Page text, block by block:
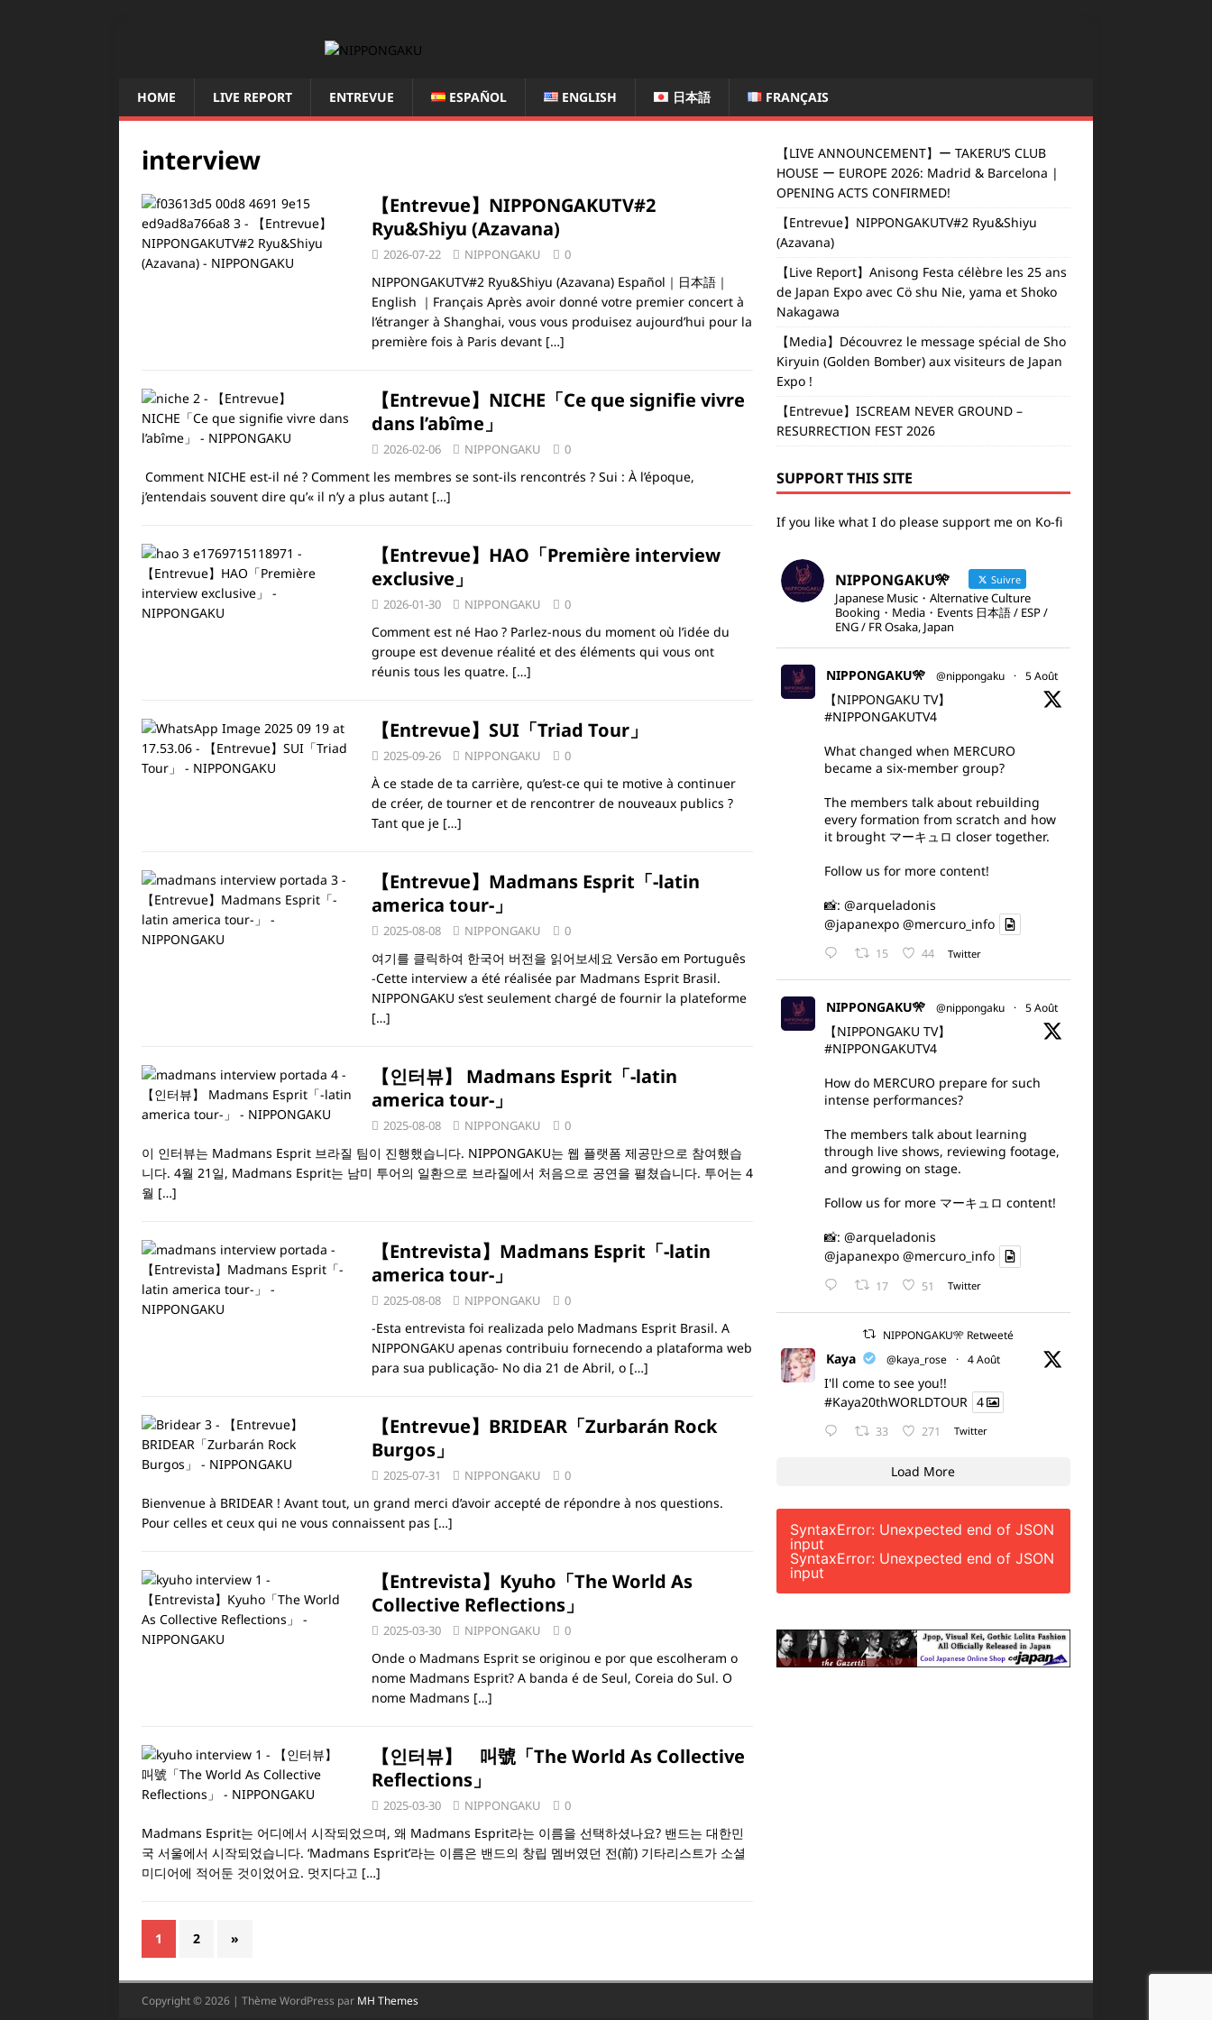
HOME LIVE REPORT ENTREVUE ESPAÑOL ENGLISH 日本語 FRANÇAIS
interview
【Entrevue】NIPPONGAKUTV#2
Ryu&Shiyu (Azavana)
2026-07-22 NIPPONGAKU 0
NIPPONGAKUTV#2 Ryu&Shiyu (Azavana) Español｜日本語｜
English ｜Français Après avoir donné votre premier concert à
l’étranger à Shanghai, vous vous produisez aujourd’hui pour la
première fois à Paris devant […]
【Entrevue】NICHE「Ce que signifie vivre
dans l’abîme」
2026-02-06 NIPPONGAKU 0
Comment NICHE est-il né ? Comment les membres se sont-ils rencontrés ? Sui : À l’époque,
j’entendais souvent dire qu’« il n’y a plus autant […]
【Entrevue】HAO「Première interview
exclusive」
2026-01-30 NIPPONGAKU 0
Comment est né Hao ? Parlez-nous du moment où l’idée du
groupe est devenue réalité et des éléments qui vous ont
réunis tous les quatre. […]
【Entrevue】SUI「Triad Tour」
2025-09-26 NIPPONGAKU 0
À ce stade de ta carrière, qu’est-ce qui te motive à continuer
de créer, de tourner et de rencontrer de nouveaux publics ?
Tant que je […]
【Entrevue】Madmans Esprit「-latin
america tour-」
2025-08-08 NIPPONGAKU 0
여기를 클릭하여 한국어 버전을 읽어보세요 Versão em Português
-Cette interview a été réalisée par Madmans Esprit Brasil.
NIPPONGAKU s’est seulement chargé de fournir la plateforme
[…]
【인터뷰】 Madmans Esprit「-latin
america tour-」
2025-08-08 NIPPONGAKU 0
이 인터뷰는 Madmans Esprit 브라질 팀이 진행했습니다. NIPPONGAKU는 웹 플랫폼 제공만으로 참여했습
니다. 4월 21일, Madmans Esprit는 남미 투어의 일환으로 브라질에서 처음으로 공연을 펼쳤습니다. 투어는 4
월 […]
【Entrevista】Madmans Esprit「-latin
america tour-」
2025-08-08 NIPPONGAKU 0
-Esta entrevista foi realizada pelo Madmans Esprit Brasil. A
NIPPONGAKU apenas contribuiu fornecendo a plataforma web
para sua publicação- No dia 21 de Abril, o […]
【Entrevue】BRIDEAR「Zurbarán Rock
Burgos」
2025-07-31 NIPPONGAKU 0
Bienvenue à BRIDEAR ! Avant tout, un grand merci d’avoir accepté de répondre à nos questions.
Pour celles et ceux qui ne vous connaissent pas […]
【Entrevista】Kyuho「The World As
Collective Reflections」
2025-03-30 NIPPONGAKU 0
Onde o Madmans Esprit se originou e por que escolheram o
nome Madmans Esprit? A banda é de Seul, Coreia do Sul. O
nome Madmans […]
【인터뷰】 叫號「The World As Collective
Reflections」
2025-03-30 NIPPONGAKU 0
Madmans Esprit는 어디에서 시작되었으며, 왜 Madmans Esprit라는 이름을 선택하셨나요? 밴드는 대한민
국 서울에서 시작되었습니다. ‘Madmans Esprit’라는 이름은 밴드의 창립 멤버였던 전(前) 기타리스트가 소셜
미디어에 적어둔 것이었어요. 멋지다고 […]
1 2 »
【LIVE ANNOUNCEMENT】ー TAKERU’S CLUB
HOUSE ー EUROPE 2026: Madrid & Barcelona |
OPENING ACTS CONFIRMED!
【Entrevue】NIPPONGAKUTV#2 Ryu&Shiyu
(Azavana)
【Live Report】Anisong Festa célèbre les 25 ans
de Japan Expo avec Cö shu Nie, yama et Shoko
Nakagawa
【Media】Découvrez le message spécial de Sho
Kiryuin (Golden Bomber) aux visiteurs de Japan
Expo !
【Entrevue】ISCREAM NEVER GROUND –
RESURRECTION FEST 2026
SUPPORT THIS SITE
If you like what I do please support me on Ko-fi
NIPPONGAKU🎌 Suivre
Japanese Music・Alternative Culture
Booking・Media・Events 日本語 / ESP /
ENG / FR Osaka, Japan
NIPPONGAKU🎌 @nippongaku · 5 Août
【NIPPONGAKU TV】
#NIPPONGAKUTV4
What changed when MERCURO
became a six-member group?
The members talk about rebuilding
every formation from scratch and how
it brought マーキュロ closer together.
Follow us for more content!
📸: @arqueladonis
@japanexpo @mercuro_info
15 44 Twitter
NIPPONGAKU🎌 @nippongaku · 5 Août
【NIPPONGAKU TV】
#NIPPONGAKUTV4
How do MERCURO prepare for such
intense performances?
The members talk about learning
through live shows, reviewing footage,
and growing on stage.
Follow us for more マーキュロ content!
📸: @arqueladonis
@japanexpo @mercuro_info
17 51 Twitter
NIPPONGAKU🎌 Retweeté
Kaya @kaya_rose · 4 Août
I'll come to see you!!
#Kaya20thWORLDTOUR 4
33 271 Twitter
Load More
SyntaxError: Unexpected end of JSON
input
SyntaxError: Unexpected end of JSON
input
Copyright © 2026 | Thème WordPress par MH Themes